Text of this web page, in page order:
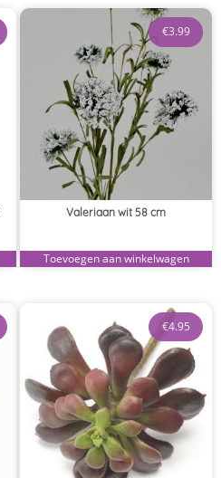
Valeriaan wit 58 cm
€3.99
Toevoegen aan winkelwagen
€4.95